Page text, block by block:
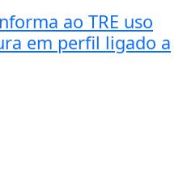
ao TRE uso
em perfil ligado a